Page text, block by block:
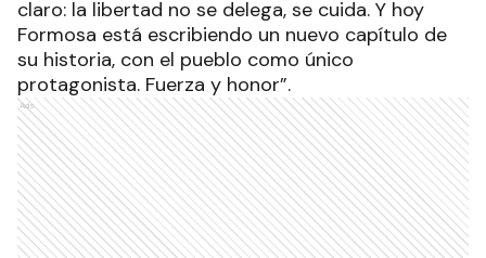
claro: la libertad no se delega, se cuida. Y hoy
Formosa está escribiendo un nuevo capítulo de
su historia, con el pueblo como único
protagonista. Fuerza y honor”.
Ads